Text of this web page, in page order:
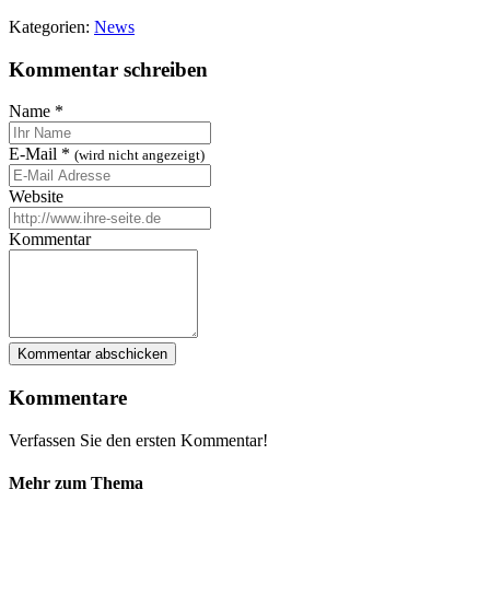
Kategorien: News
Kommentar schreiben
Name *
E-Mail * (wird nicht angezeigt)
Website
Kommentar
Kommentare
Verfassen Sie den ersten Kommentar!
Mehr zum Thema